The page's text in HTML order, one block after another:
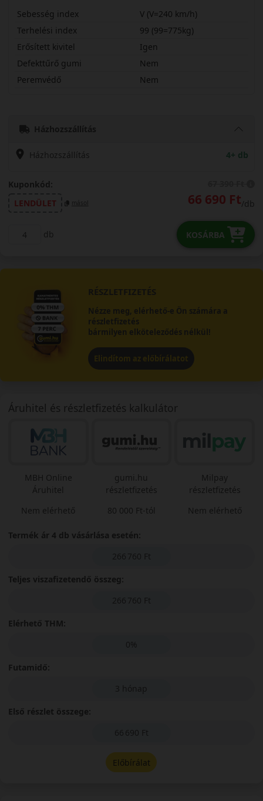
Sebesség index
V (V=240 km/h)
Terhelési index
99 (99=775kg)
Erősített kivitel
Igen
Defekttűrő gumi
Nem
Peremvédő
Nem
Házhozszállítás
Házhozszállítás 4+ db
Kuponkód:
LENDÜLET
másol 66 690 Ft/db
db KOSÁRBA
RÉSZLETFIZETÉS
Nézze meg, elérhető-e Ön számára a
részletfizetés
bármilyen elköteleződés nélkül!
Elindítom az előbírálatot
Áruhitel és részletfizetés kalkulátor
MBH Online
Áruhitel
Nem elérhető
gumi.hu
részletfizetés
80 000 Ft-tól
Milpay
részletfizetés
Nem elérhető
Termék ár 4 db vásárlása esetén:
266 760 Ft
Teljes viszafizetendő összeg:
266 760 Ft
Elérhető THM:
0%
Futamidő:
3 hónap
Első részlet összege:
66 690 Ft
Előbírálat